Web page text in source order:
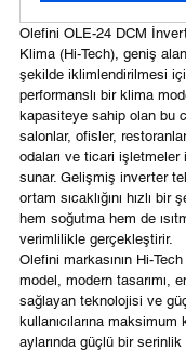
Olefini OLE-24 DCM
Klima (Hi-Tech), geniş
şekilde iklimlendirilmesi
performanslı bir klima
kapasiteye sahip olan bu
salonlar, ofisler,
odaları ve ticari
sunar. Gelişmiş inverter
ortam sıcaklığını hızlı
hem soğutma hem de
verimlilikle gerçekleştirir.
Olefini markasının Hi-
model, modern tasarımı,
sağlayan teknolojisi ve
kullanıcılarına maksimum
aylarında güçlü bir serinlik